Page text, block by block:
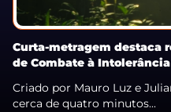
Curta-metragem destaca
de Combate à
Criado por Mauro Luz e
cerca de quatro minutos...